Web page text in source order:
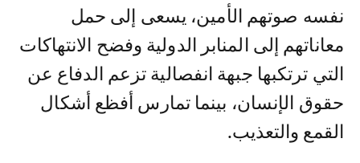
نفسه صوتهم الأمين، يسعى إلى حمل
معاناتهم إلى المنابر الدولية وفضح الانتهاكات
التي ترتكبها جبهة انفصالية تزعم الدفاع عن
حقوق الإنسان، بينما تمارس أفظع أشكال
القمع والتعذيب.